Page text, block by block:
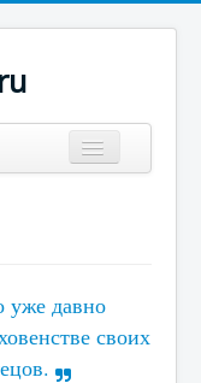
уже давно
своих